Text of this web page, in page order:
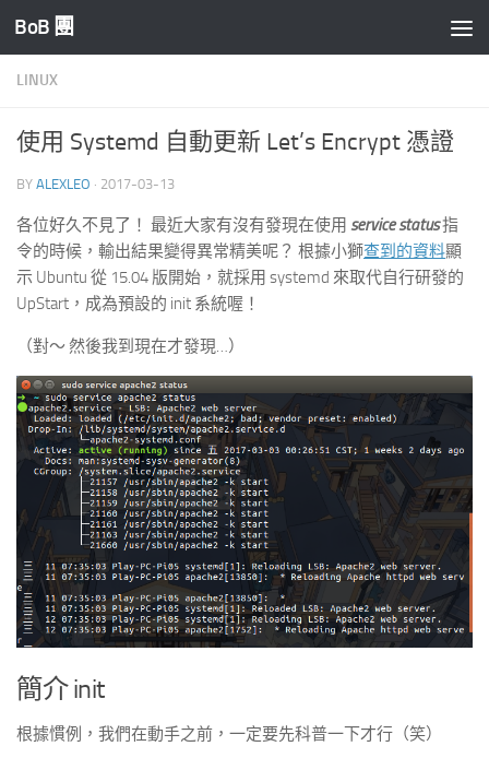
Skip to content
BoB 團
LINUX
使用 Systemd 自動更新 Let’s Encrypt 憑證
BY ALEXLEO · 2017-03-13
各位好久不見了！ 最近大家有沒有發現在使用 service status指
令的時候，輸出結果變得異常精美呢？ 根據小獅查到的資料顯
示 Ubuntu 從 15.04 版開始，就採用 systemd 來取代自行研發的
UpStart，成為預設的 init 系統喔！
（對～ 然後我到現在才發現…）
簡介 init
根據慣例，我們在動手之前，一定要先科普一下才行（笑）